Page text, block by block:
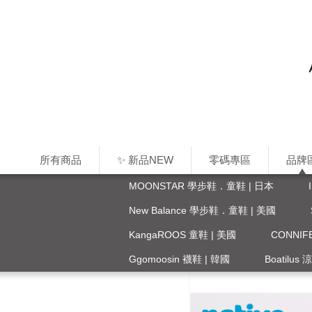
所有商品 ✨ 新品NEW 零碼專區 品牌
MOONSTAR 學步鞋．童鞋 | 日本
New Balance 學步鞋．童鞋 | 美國
KangaROOS 童鞋 | 美國
Ggomoosin 襪鞋 | 韓國 Boatilus